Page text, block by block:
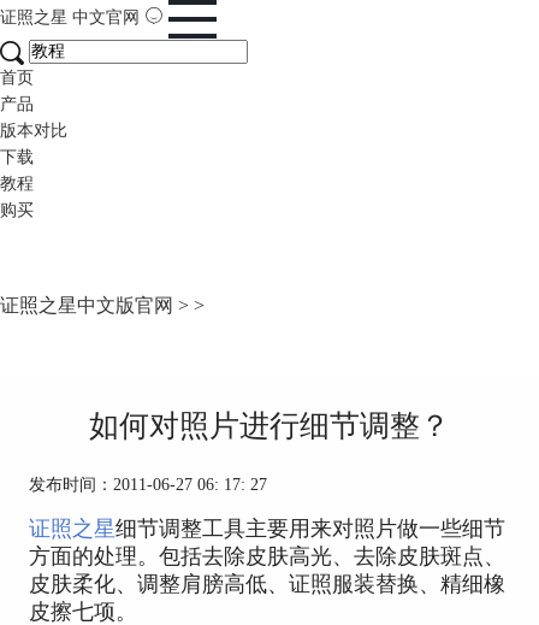
证照之星 中文官网
首页
产品
版本对比
下载
教程
购买
证照之星中文版官网 > >
如何对照片进行细节调整？
发布时间：2011-06-27 06: 17: 27
证照之星细节调整工具主要用来对照片做一些细节
方面的处理。包括去除皮肤高光、去除皮肤斑点、
皮肤柔化、调整肩膀高低、证照服装替换、精细橡
皮擦七项。